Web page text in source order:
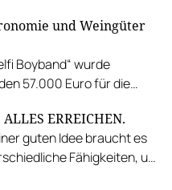
auf gar keinen Fall
und Weingüter
Boyband“ wurde
57.000 Euro für die
und Winzern
ERREICHEN.
guten Idee braucht es
Fähigkeiten, um